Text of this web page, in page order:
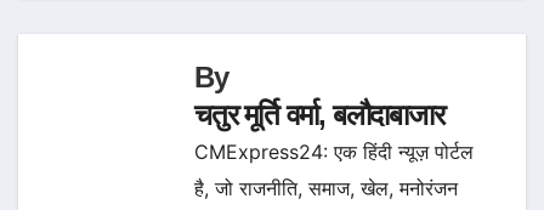
By
चतुर मूर्ति वर्मा, बलौदाबाजार
CMExpress24: एक हिंदी न्यूज़ पोर्टल
है, जो राजनीति, समाज, खेल, मनोरंजन